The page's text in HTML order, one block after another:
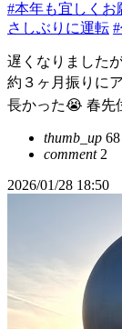
#本年も宜しくお
さしぶりに運転
遅くなりました
約３ヶ月振りに
長かった😭 春先
thumb_up 68
comment2
2026/01/28 18:50